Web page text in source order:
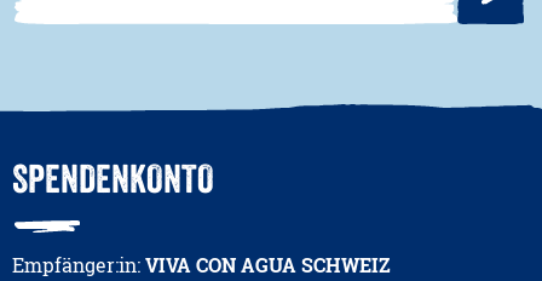
SPENDENKONTO
Empfänger:in:VIVA CON AGUA SCHWEIZ